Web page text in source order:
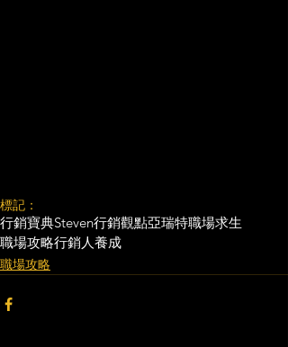
標記：
行銷寶典Steven行銷觀點亞瑞特職場求生
職場攻略行銷人養成
職場攻略